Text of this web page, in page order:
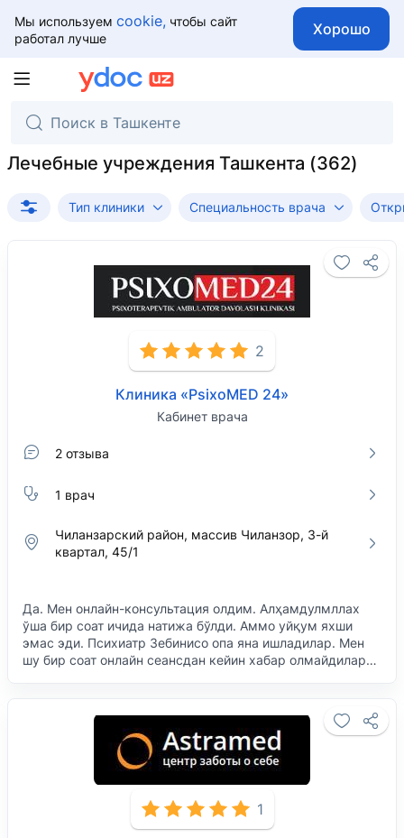
Мы используем cookie, чтобы сайт
работал лучше
Хорошо
Лечебные учреждения Ташкента
Тип клиники Специальность врача
2
Клиника «PsixoMED 24»
Кабинет врача
2 отзыва
1 врач
Чиланзарский район, массив Чиланзор, 3-й
квартал, 45/1
Да. Мен онлайн-консультация олдим. Алҳамдулмллах
ўша бир соат ичида натижа бўлди. Аммо уйқум яхши
эмас эди. Психиатр Зебинисо опа яна ишладилар. Мен
шу бир соат онлайн сеансдан кейин хабар олмайдилар…
1